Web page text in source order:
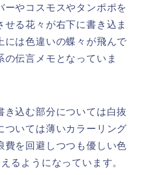
ーやコスモスやタンポポを
る花々が右下に書き込ま
には色違いの蝶々が飛んで
伝言メモとなっていま
き込む部分については白抜
ついては薄いカラーリング
費を回避しつつも優しい色
るようになっています。